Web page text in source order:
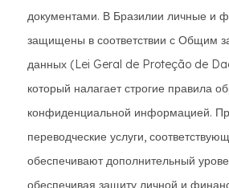
документами. В Бразилии личные и
защищены в соответствии с Общим
данных (Lei Geral de Proteção de
который налагает строгие правила
конфиденциальной информацией.
переводческие услуги,
обеспечивают дополнительный
обеспечивая защиту личной и